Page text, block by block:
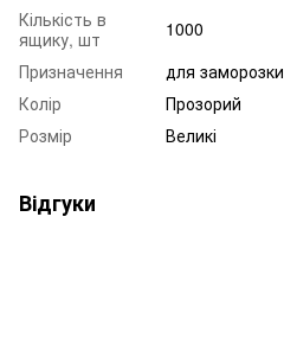
Кількість в
ящику, шт
1000
Призначення
для заморозки
Колір
Прозорий
Розмір
Великі
Відгуки